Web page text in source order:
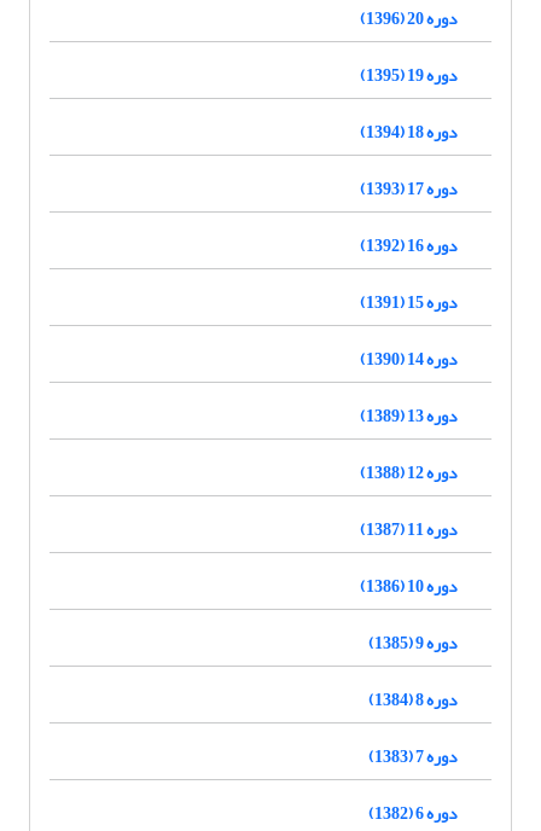
دوره 20 (1396)
دوره 19 (1395)
دوره 18 (1394)
دوره 17 (1393)
دوره 16 (1392)
دوره 15 (1391)
دوره 14 (1390)
دوره 13 (1389)
دوره 12 (1388)
دوره 11 (1387)
دوره 10 (1386)
دوره 9 (1385)
دوره 8 (1384)
دوره 7 (1383)
دوره 6 (1382)